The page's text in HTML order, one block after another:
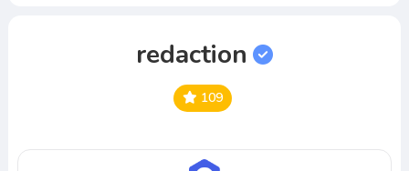
redaction
109